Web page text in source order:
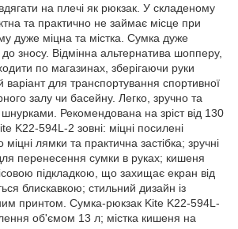
на плечі як рюкзак. У складеному
та практично не займає місце при
дуже міцна та містка. Сумка дуже
до зносу. Відмінна альтернатива шопперу,
по магазинах, зберігаючи руки
варіант для транспортування спортивної
залу чи басейну. Легко, зручно та
шнурками. Рекомендована на зріст від 130
K22-594L-2 зовні: міцні посилені
лямки та практична застібка; зручні
перенесення сумки в руках; кишеня
підкладкою, що захищає екран від
блискавкою; стильний дизайн із
принтом. Сумка-рюкзак Kite K22-594L-
об'ємом 13 л; містка кишеня на